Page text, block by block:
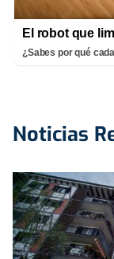
El robot que
¿Sabes por qué
Noticias